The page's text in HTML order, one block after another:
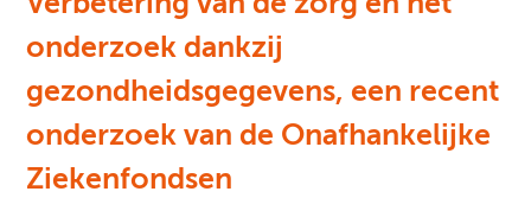
onderzoek dankzij
gezondheidsgegevens, een recent
onderzoek van de Onafhankelijke
Ziekenfondsen